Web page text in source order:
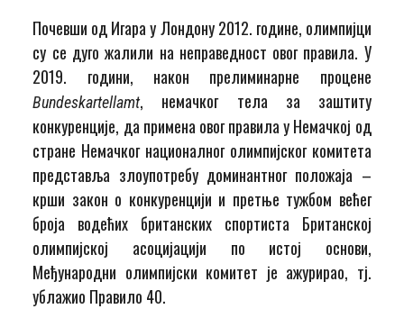
Почевши од Игара у Лондону 2012. године, олимпијци
су се дуго жалили на неправедност овог правила. У
2019. години, након прелиминарне процене
Bundeskartellamt, немачког тела за заштиту
конкуренције, да примена овог правила у Немачкој од
стране Немачког националног олимпијског комитета
представља злоупотребу доминантног положаја –
крши закон о конкуренцији и претње тужбом већег
броја водећих британских спортиста Британској
олимпијској асоцијацији по истој основи,
Међународни олимпијски комитет је ажурирао, тј.
ублажио Правило 40.